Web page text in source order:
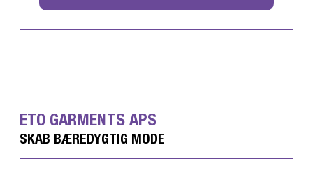
ETO GARMENTS APS
SKAB BÆREDYGTIG MODE